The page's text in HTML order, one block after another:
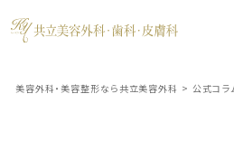
美容外科・美容整形なら共立美容外科 > 公式コラ